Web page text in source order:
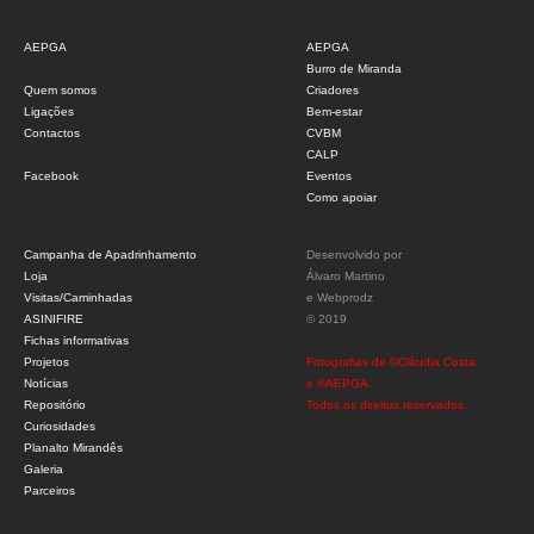
AEPGA
Quem somos
Ligações
Contactos
Facebook
AEPGA
Burro de Miranda
Criadores
Bem-estar
CVBM
CALP
Eventos
Como apoiar
Campanha de Apadrinhamento
Loja
Visitas/Caminhadas
ASINIFIRE
Fichas informativas
Projetos
Notícias
Repositório
Curiosidades
Planalto Mirandês
Galeria
Parceiros
Desenvolvido por
Álvaro Martino
e Webprodz
© 2019
Fotografias de ©Cláudia Costa
e ©AEPGA.
Todos os direitos reservados.